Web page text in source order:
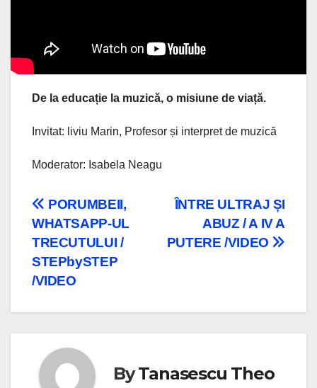
De la educație la muzică, o misiune de viață.
Invitat: liviu Marin, Profesor și interpret de muzică
Moderator: Isabela Neagu
Navigare
în
articole
ÎNTRE ULTRAJ ȘI
ABUZ / A IV A
PUTERE /VIDEO
PORUMBEII,
WHATSAPP-UL
TRECUTULUI /
STEPbySTEP
/VIDEO
ByTanasescu Theo